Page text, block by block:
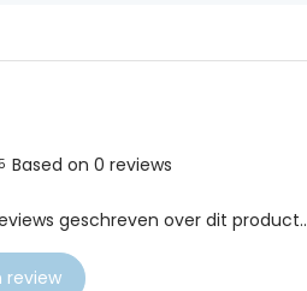
5 Based on 0 reviews
geschreven over dit product..
review